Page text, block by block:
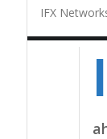
IFX
I